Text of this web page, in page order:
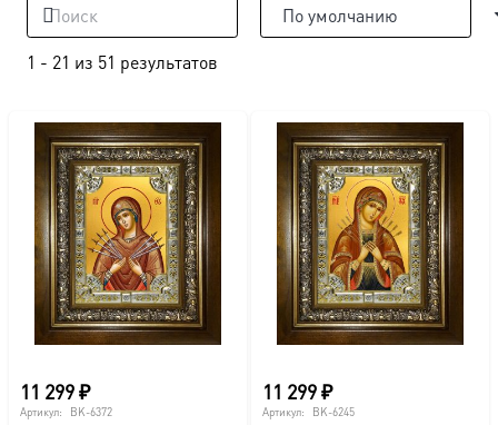
1 - 21 из 51 результатов
11 299₽
Артикул: BK-6372
11 299₽
Артикул: BK-6245